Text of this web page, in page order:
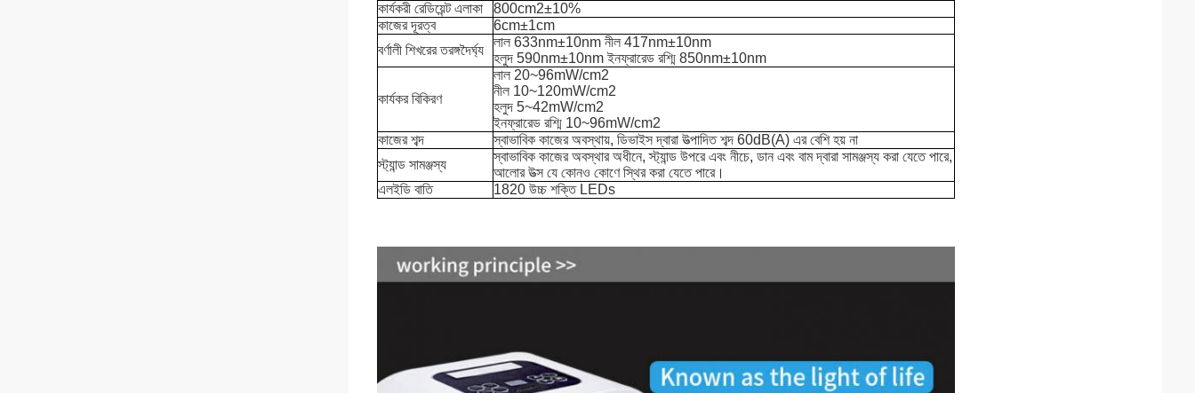
কার্যকরী রেডিয়েন্ট এলাকা
800cm2±10%
কাজের দূরত্ব
6cm±1cm
বর্ণালী শিখরের তরঙ্গদৈর্ঘ্য
লাল 633nm±10nm নীল 417nm±10nm
হলুদ 590nm±10nm ইনফ্রারেড রশ্মি 850nm±10nm
কার্যকর বিকিরণ
লাল 20~96mW/cm2
নীল 10~120mW/cm2
হলুদ 5~42mW/cm2
ইনফ্রারেড রশ্মি 10~96mW/cm2
কাজের শব্দ
স্বাভাবিক কাজের অবস্থায়, ডিভাইস দ্বারা উত্পাদিত শব্দ 60dB(A) এর বেশি হয় না
স্ট্যান্ড সামঞ্জস্য
স্বাভাবিক কাজের অবস্থার অধীনে, স্ট্যান্ড উপরে এবং নীচে, ডান এবং বাম দ্বারা সামঞ্জস্য করা যেতে পারে,
আলোর উত্স যে কোনও কোণে স্থির করা যেতে পারে।
এলইডি বাতি
1820 উচ্চ শক্তি LEDs